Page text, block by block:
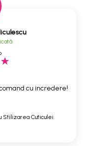
cu incredere!
Stilizarea Cuticulei